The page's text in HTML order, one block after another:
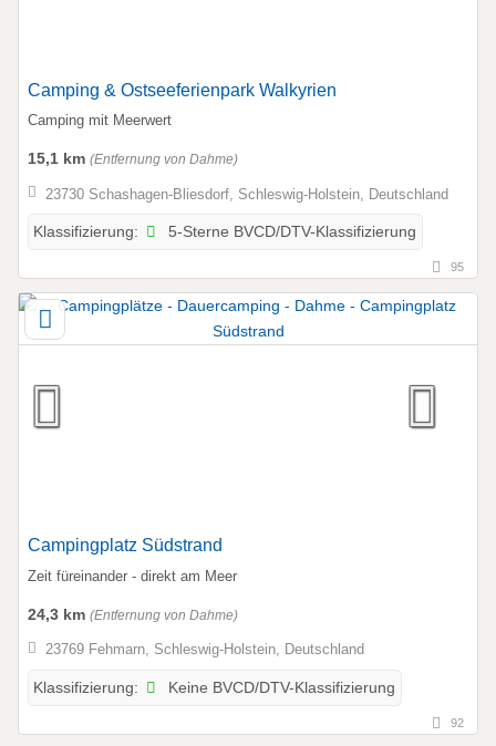
Camping & Ostseeferienpark Walkyrien
Camping mit Meerwert
15,1 km (Entfernung von Dahme)
23730 Schashagen-Bliesdorf, Schleswig-Holstein, Deutschland
Klassifizierung: 5-Sterne BVCD/DTV-Klassifizierung
95
Campingplatz Südstrand
Zeit füreinander - direkt am Meer
24,3 km (Entfernung von Dahme)
23769 Fehmarn, Schleswig-Holstein, Deutschland
Klassifizierung: Keine BVCD/DTV-Klassifizierung
92